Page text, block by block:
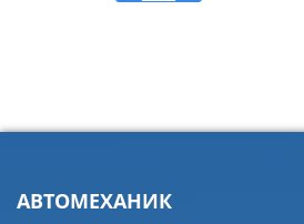
АВТОМЕХАНИК